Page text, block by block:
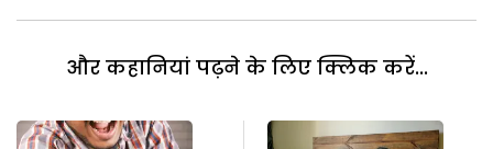
और कहानियां पढ़ने के लिए क्लिक करें...